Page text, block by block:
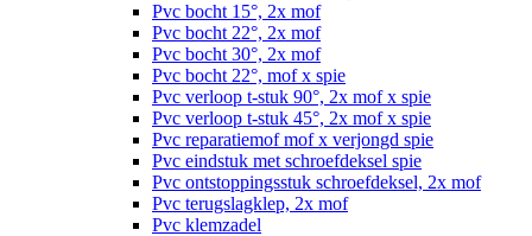
Pvc bocht 15°, 2x mof
Pvc bocht 22°, 2x mof
Pvc bocht 30°, 2x mof
Pvc bocht 22°, mof x spie
Pvc verloop t-stuk 90°, 2x mof x spie
Pvc verloop t-stuk 45°, 2x mof x spie
Pvc reparatiemof mof x verjongd spie
Pvc eindstuk met schroefdeksel spie
Pvc ontstoppingsstuk schroefdeksel, 2x mof
Pvc terugslagklep, 2x mof
Pvc klemzadel